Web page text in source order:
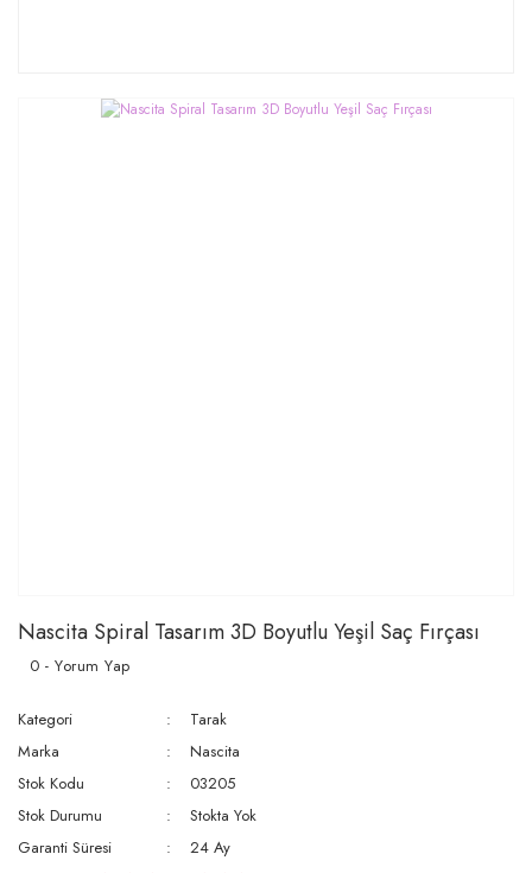
Nascita Spiral Tasarım 3D Boyutlu Yeşil Saç Fırçası
0 - Yorum Yap
Kategori
Tarak
Marka
Nascita
Stok Kodu
03205
Stok Durumu
Stokta Yok
Garanti Süresi
24 Ay